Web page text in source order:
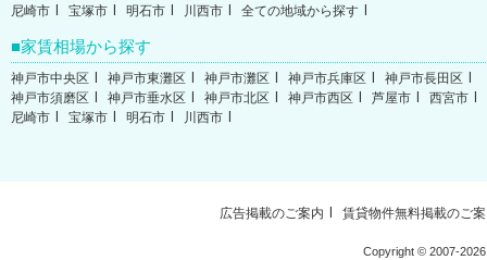
尼崎市
宝塚市 明石市 川西市 全ての地域から探す
家賃相場から探す
神戸市中央区 神戸市東灘区 神戸市灘区 神戸市兵庫区
神戸市長田区
神戸市須磨区
神戸市垂水区 神戸市北区 神戸市西区 芦屋市
西宮市
尼崎市
宝塚市 明石市 川西市
広告掲載のご案内 賃貸物件無料掲載のご
Copyright © 2007-